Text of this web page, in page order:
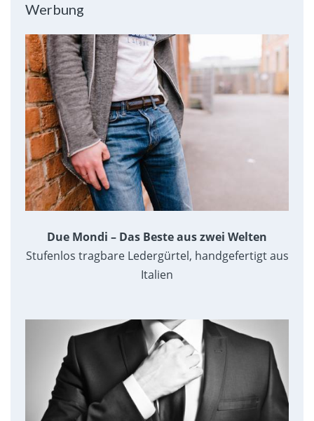
Werbung
Due Mondi – Das Beste aus zwei Welten
Stufenlos tragbare Ledergürtel, handgefertigt aus
Italien